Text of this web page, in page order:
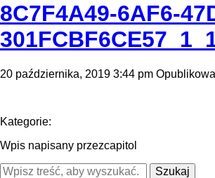
8C7F4A49-6AF6-
20 października, 2019 3:44 pm
Kategorie:
Wpis napisany przezcapitol
Szukaj